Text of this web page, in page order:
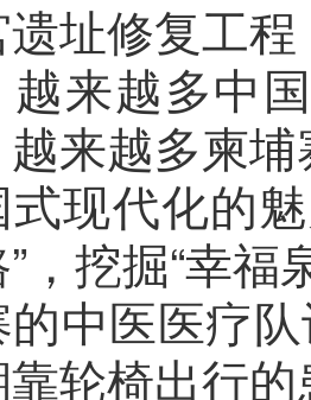
遗址修复工
越来越多中
来越多柬
式现代化的
，挖掘“幸
中医医疗
轮椅出行